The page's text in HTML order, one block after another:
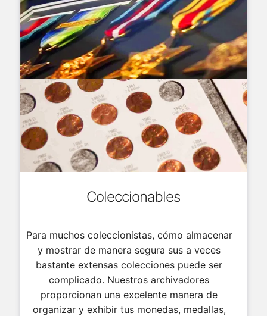
Coleccionables
Para muchos coleccionistas, cómo almacenar
y mostrar de manera segura sus a veces
bastante extensas colecciones puede ser
complicado. Nuestros archivadores
proporcionan una excelente manera de
organizar y exhibir tus monedas, medallas,